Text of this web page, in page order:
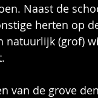
Naast de
herten op
natuurlijk (grof)
van de grove